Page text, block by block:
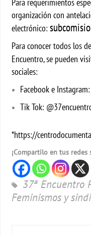
organización con
electrónico:
Para conocer todos los
Encuentro, se pueden
sociales:
Facebook e
Tik Tok:
*https://
¡Compartilo en tus redes
37ª Encuentro
Feminismos y